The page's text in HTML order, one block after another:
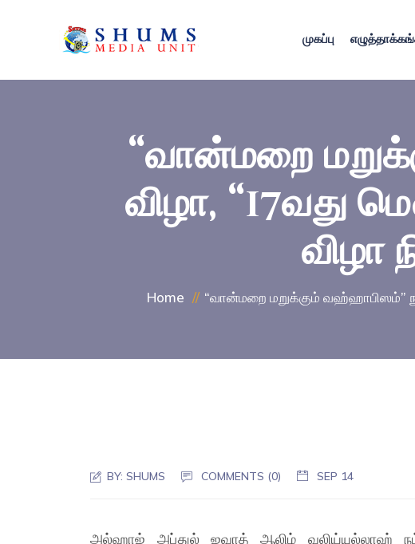
முகப்பு
“வான்மறை
விழா, “17வது
விழா
Home “வான்மறை மறுக்கும் வஹ்ஹாபிஸம்”
BY:SHUMS COMMENTS (0) SEP 14
அல்ஹாஜ் அப்துல் ஜவாத் ஆலிம் வலிய்யுல்லாஹ்